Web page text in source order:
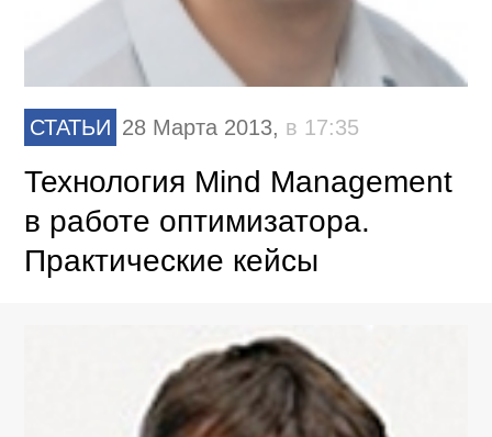
СТАТЬИ 28 Марта 2013, в 17:35
Технология Mind Management
в работе оптимизатора.
Практические кейсы